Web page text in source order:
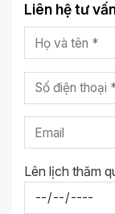
Liên hệ tư
Lên lịch thăm